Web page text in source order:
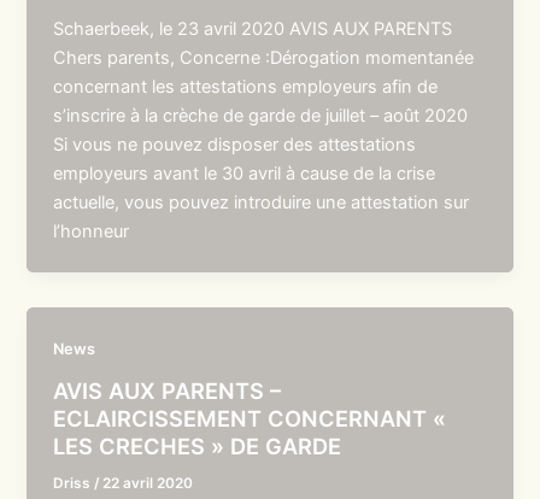
Schaerbeek, le 23 avril 2020 AVIS AUX PARENTS
Chers parents, Concerne :Dérogation momentanée
concernant les attestations employeurs afin de
s’inscrire à la crèche de garde de juillet – août 2020
Si vous ne pouvez disposer des attestations
employeurs avant le 30 avril à cause de la crise
actuelle, vous pouvez introduire une attestation sur
l’honneur
News
AVIS AUX PARENTS –
ECLAIRCISSEMENT CONCERNANT «
LES CRECHES » DE GARDE
Driss / 22 avril 2020